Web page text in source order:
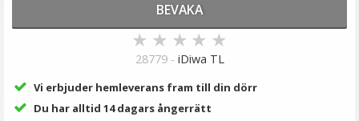
BEVAKA
★ ★ ★ ★ ★
28779 - iDiwa TL
Vi erbjuder hemleverans fram till din dörr
Du har alltid 14 dagars ångerrätt